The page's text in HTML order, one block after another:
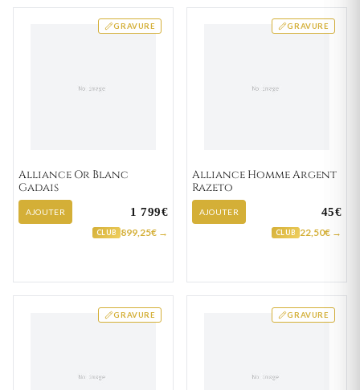
GRAVURE
Alliance Or Blanc
Gadais
AJOUTER 1 799€
CLUB 899,25€ →
GRAVURE
Alliance Homme Argent
Razeto
AJOUTER 45€
CLUB 22,50€ →
GRAVURE GRAVURE